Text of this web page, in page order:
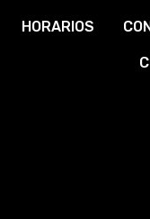
HORARIOS